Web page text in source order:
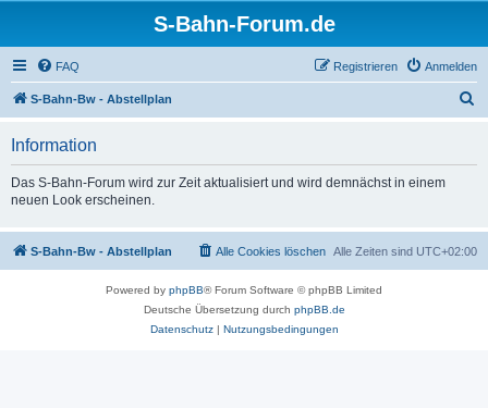
S-Bahn-Forum.de
FAQ Anmelden
Registrieren
S-Bahn-Bw - Abstellplan
Information
Das S-Bahn-Forum wird zur Zeit aktualisiert und wird demnächst in einem
neuen Look erscheinen.
S-Bahn-Bw - Abstellplan Alle Zeiten sind UTC+02:00
Alle Cookies löschen
Powered by phpBB® Forum Software © phpBB Limited
Deutsche Übersetzung durch phpBB.de
Datenschutz| Nutzungsbedingungen